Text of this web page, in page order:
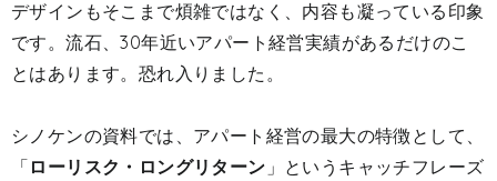
デザインもそこまで煩雑ではなく、内容も凝っている印象
です。流石、30年近いアパート経営実績があるだけのこ
とはあります。恐れ入りました。
シノケンの資料では、アパート経営の最大の特徴として、
「 ローリスク・ロングリターン 」というキャッチフレーズ